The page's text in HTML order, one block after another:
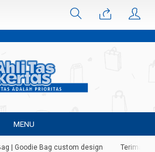
MENU
| Goodie Bag custom design Terima